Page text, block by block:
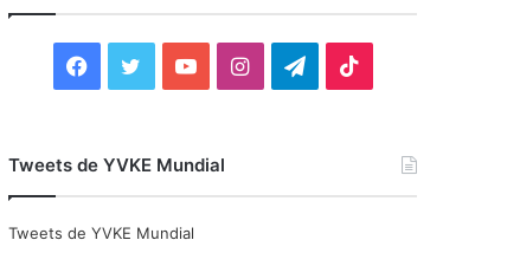
F
c
i
Y
u
I
T
Tweets de YVKE Mundial
Tweets de YVKE Mundial